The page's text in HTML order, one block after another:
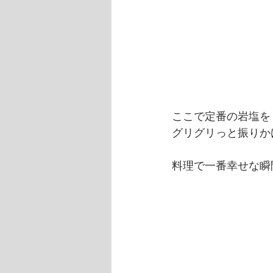
ここで定番の岩塩を
グリグリっと振りか
料理で一番幸せな瞬